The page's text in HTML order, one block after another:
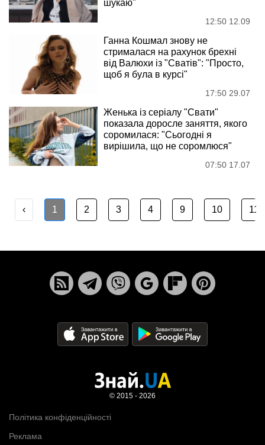
шукаю"
12:50 12.09
Ганна Кошмал знову не
стрималася на рахунок брехні
від Валюхи із "Сватів": "Просто,
щоб я була в курсі"
17:50 29.07
Женька із серіалу "Свати"
показала доросле заняття, якого
соромилася: "Сьогодні я
вирішила, що не соромлюся"
07:50 17.07
‹ 1 2 3 4 9 10 11
Політика конфіденційності
Реклама
© 2015 - 2026